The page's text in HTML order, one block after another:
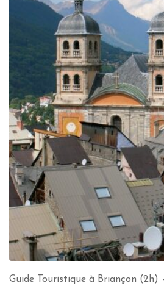
Guide Touristique à Briançon (2h)